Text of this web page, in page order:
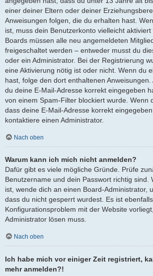
einer deiner Eltern oder deiner
Anweisungen folgen, die du erhalten hast.
ist, muss dein Benutzerkonto vielleicht
Boards müssen alle neu angemeldeten
freigeschaltet werden – entweder musst du
oder ein Administrator. Bei der Registrierung
eine Aktivierung nötig ist oder nicht. Wenn du
hast, folge den dort enthaltenen
du deine E-Mail-Adresse korrekt eingegeben
von einem Spam-Filter blockiert wurde. Wenn
dass deine E-Mail-Adresse korrekt
kontaktiere einen Administrator.
Nach oben
Warum kann ich mich nicht anmelden?
Dafür gibt es viele mögliche Gründe. Prüfe
Benutzername und dein Passwort richtig sind.
ist, wende dich an einen Board-Administrator,
dass du nicht gesperrt wurdest. Es ist
Konfigurationsproblem mit der Website
Administrator lösen muss.
Nach oben
Ich habe mich vor einiger Zeit registriert,
mehr anmelden?!